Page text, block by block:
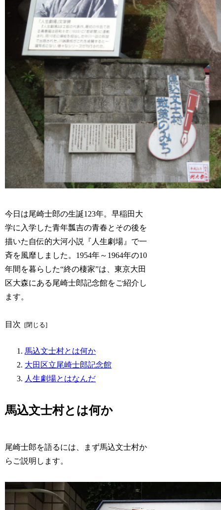
今日は尾崎士郎の生誕123年。早稲田大
学に入学した青年瓢吉の青春とその後を
描いた自伝的大河小説『人生劇場』で一
斉を風靡しました。1954年～1964年の10
年間を暮らした“終の棲家”は、東京大田
区大森にある尾崎士郎記念館をご紹介し
ます。
目次
馬込文士村とは何か
大田区立尾崎士郎記念館
人生劇場とはなんだ
馬込文士村とは何か
尾崎士郎を語るには、まず馬込文士村か
らご説明します。